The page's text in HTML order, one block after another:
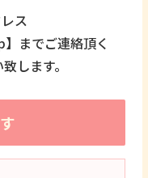
ス
までご連絡頂く
します。